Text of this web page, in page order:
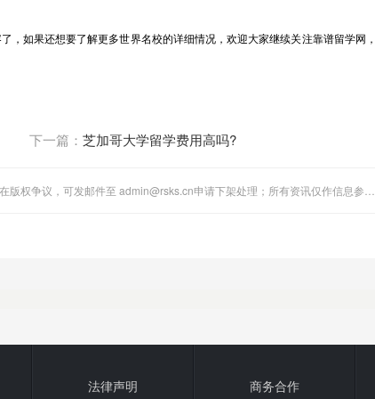
如果还想要了解更多世界名校的详细情况，欢迎大家继续关注靠谱留学网
下一篇： 芝加哥大学留学费用高吗?
法律声明 商务合作